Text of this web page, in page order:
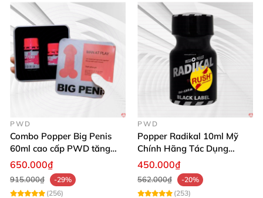
PWD
Combo Popper Big Penis
60ml cao cấp PWD tăng
khoái cảm Top Bot
650.000₫
915.000₫
-29%
(256)
PWD
Popper Radikal 10ml Mỹ
Chính Hãng Tác Dụng
Mạnh Dịu Êm
450.000₫
562.000₫
-20%
(253)